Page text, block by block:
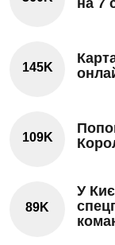
на 7
145K
109K
89K
У